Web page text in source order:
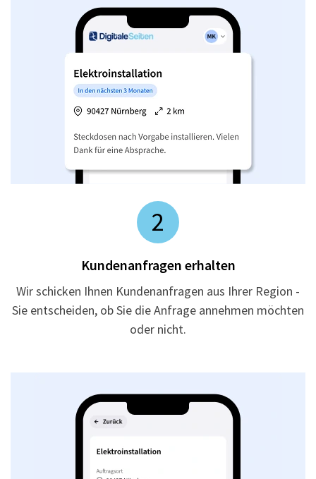
2
Kundenanfragen erhalten
Wir schicken Ihnen Kundenanfragen aus Ihrer Region -
Sie entscheiden, ob Sie die Anfrage annehmen möchten
oder nicht.